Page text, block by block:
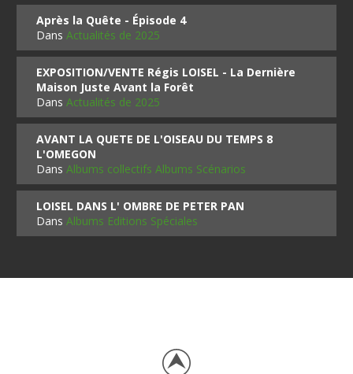
Après la Quête - Épisode 4
DansActualités de 2025
EXPOSITION/VENTE Régis LOISEL - La Dernière
Maison Juste Avant la Forêt
DansActualités de 2025
AVANT LA QUETE DE L'OISEAU DU TEMPS 8
L'OMEGON
DansAlbums collectifs Albums Scénarios
LOISEL DANS L' OMBRE DE PETER PAN
DansAlbums Editions Spéciales